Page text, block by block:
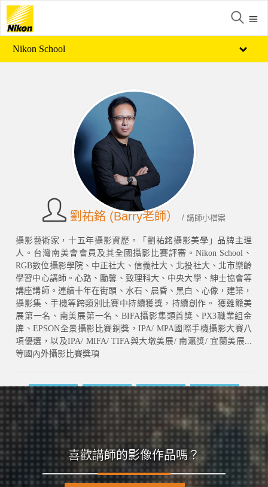
Nikon School
劉祐銘 (Barry老師） / 講師小檔案
攝影藝術家，十五年攝影資歷。「劉祐銘攝影美學」品牌主理
人。台灣南美會會員及其全國攝影比賽評審。Nikon School、
RGB數位攝影學院、中正社大、信義社大、北投社大、北市樂齡
學習中心講師。心路、勵馨、致理科大、中央大學、紳士協會等
講座講師。連續十年在街頭、水石、晨昏、黑白、心像，建築，
攝影集、手機等跨類別比賽中持續獲獎，持續創作。 獲雞籠美
展第一名、南美展第一名、BIFA攝影集類首獎、PX3職業組金
牌、EPSON全景攝影比賽銅獎，IPA/ MPA國際手機攝影大賽八
項優選，以及IPA/ MIFA/ TIFA與大墩美展/ 南瀛獎/ 宜蘭美展...
等國內外攝影比賽獎項
攝影強項 講師簡介 講師著作 認識更多
喜歡講師的影像作品嗎？